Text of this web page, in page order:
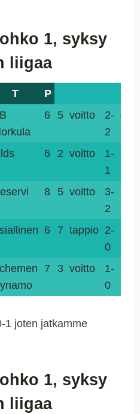
1, syksy
liigaa
T
P
6 5 voitto
2-
2
4-
6 2 voitto
1-
1
8 5 voitto
3-
2
6 7 tappio 2-
0
7 3 voitto
1-
0
1 joten jatkamme
1, syksy
liigaa